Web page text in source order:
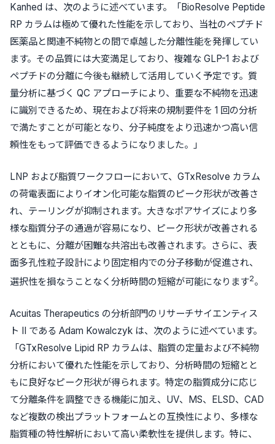
Kanhed は、次のように述べています。「BioResolve Peptide
RP カラムは極めて優れた性能を示しており、当社のペプチド
医薬品と関連不純物との間で卓越した分離性能を発揮してい
ます。その品質には大変満足しており、複雑な GLP-1 および
ペプチドの分離に今後も継続して活用していく予定です。質
量分析に基づく QC アプローチにより、重要な不純物を迅速
に識別できるため、現在および将来の規制要件を 1 回の分析
で満たすことが可能となり、分子純度をより迅速かつ高い信
頼性をもって評価できるようになりました。」
LNP および脂質ワークフローにおいて、GTxResolve カラム
の荷電表面によりイオン化可能な脂質のピーク形状が改善さ
れ、テーリングが抑制されます。大きなポアサイズにより多
様な脂質分子の通過が容易になり、ピーク形状が改善される
とともに、分離が困難な共溶出も改善されます。さらに、表
面多孔性粒子設計により固定相内での分子移動が促進され、
選択性を損なうことなく分析時間の短縮が可能になります2。
Acuitas Therapeutics の分析部門のリサーチサイエンティス
ト II である Adam Kowalczyk は、次のように述べています。
「GTxResolve Lipid RP カラムは、脂質の定量および不純物
分析において優れた性能を示しており、分析時間の短縮とと
もに良好なピーク形状が得られます。特定の脂質成分に応じ
て分離条件を調整できる機能に加え、UV、MS、ELSD、CAD
など複数の検出プラットフォームとの互換性により、多様な
脂質種の特性解析において高い柔軟性を提供します。特に、